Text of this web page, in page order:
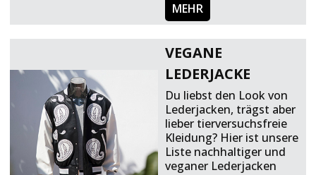
MEHR
VEGANE
LEDERJACKE
Du liebst den Look von
Lederjacken, trägst aber
lieber tierversuchsfreie
Kleidung? Hier ist unsere
Liste nachhaltiger und
veganer Lederjacken